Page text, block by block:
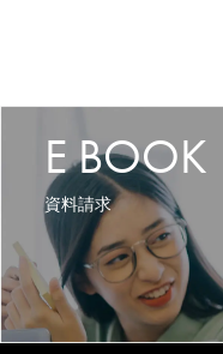
E BOOK
資料請求